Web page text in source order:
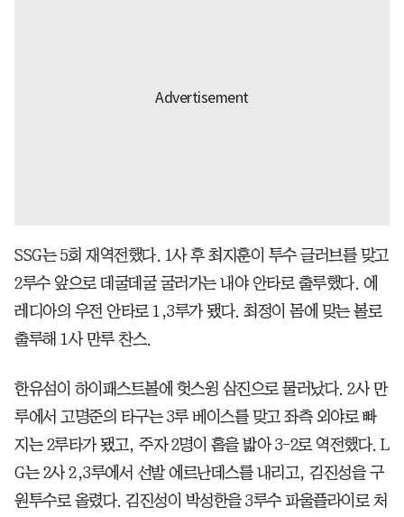
SSG는 5회 재역전했다. 1사 후 최지훈이 투수 글러브를 맞고
2루수 앞으로 데굴데굴 굴러가는 내야 안타로 출루했다. 에
레디아의 우전 안타로 1,3루가 됐다. 최정이 몸에 맞는 볼로
출루해 1사 만루 찬스.
한유섬이 하이패스트볼에 헛스윙 삼진으로 물러났다. 2사 만
루에서 고명준의 타구는 3루 베이스를 맞고 좌측 외야로 빠
지는 2루타가 됐고, 주자 2명이 홈을 밟아 3-2로 역전했다. L
G는 2사 2,3루에서 선발 에르난데스를 내리고, 김진성을 구
원투수로 올렸다. 김진성이 박성한을 3루수 파울플라이로 처